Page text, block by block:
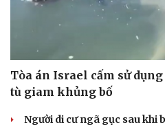
Tòa án Israel cấm sử
tù giam khủng bố
Người di cư ngã gục sau khi